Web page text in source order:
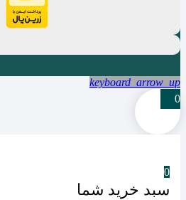
keyboard_arrow_up
0
0
سبد خرید شما